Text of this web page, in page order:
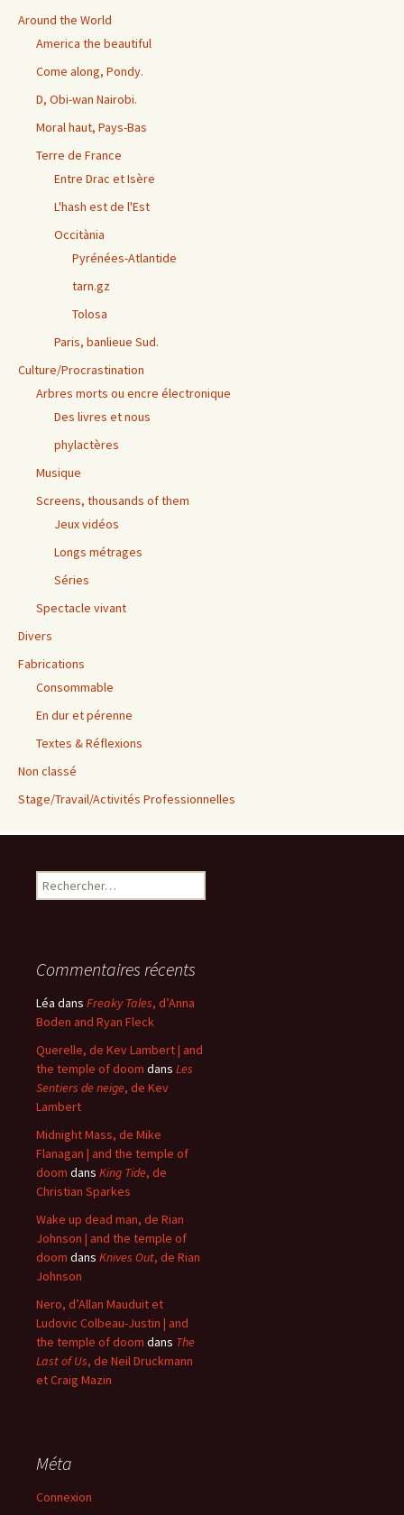
Around the World
America the beautiful
Come along, Pondy.
D, Obi-wan Nairobi.
Moral haut, Pays-Bas
Terre de France
Entre Drac et Isère
L'hash est de l'Est
Occitània
Pyrénées-Atlantide
tarn.gz
Tolosa
Paris, banlieue Sud.
Culture/Procrastination
Arbres morts ou encre électronique
Des livres et nous
phylactères
Musique
Screens, thousands of them
Jeux vidéos
Longs métrages
Séries
Spectacle vivant
Divers
Fabrications
Consommable
En dur et pérenne
Textes & Réflexions
Non classé
Stage/Travail/Activités Professionnelles
Rechercher :
Commentaires récents
Léa dans Freaky Tales, d’Anna
Boden and Ryan Fleck
Querelle, de Kev Lambert | and
the temple of doom dans Les
Sentiers de neige, de Kev
Lambert
Midnight Mass, de Mike
Flanagan | and the temple of
doom dans King Tide, de
Christian Sparkes
Wake up dead man, de Rian
Johnson | and the temple of
doom dans Knives Out, de Rian
Johnson
Nero, d’Allan Mauduit et
Ludovic Colbeau-Justin | and
the temple of doom dans The
Last of Us, de Neil Druckmann
et Craig Mazin
Méta
Connexion